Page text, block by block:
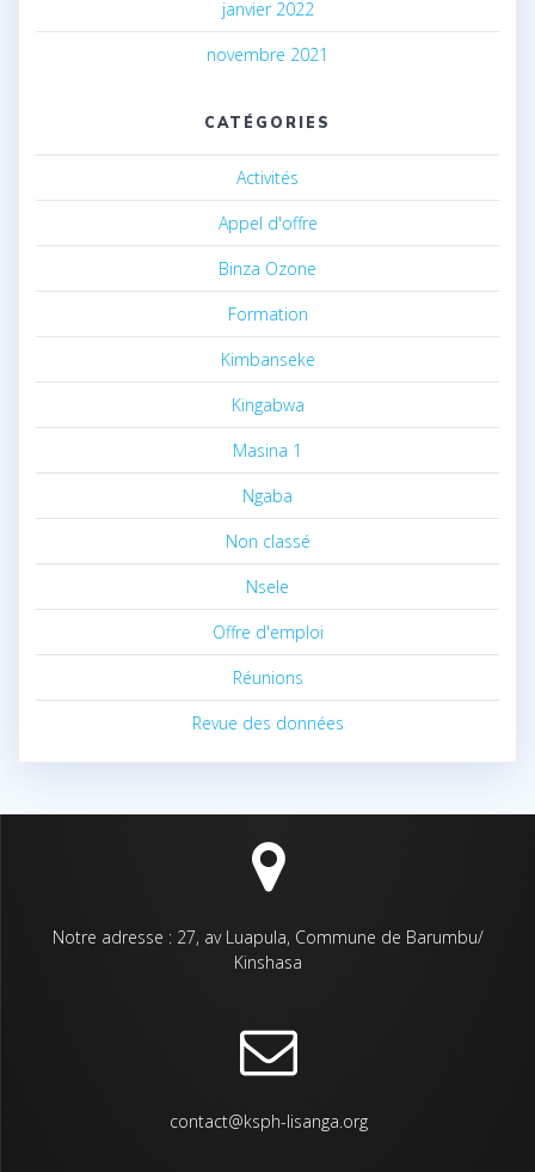
janvier 2022
novembre 2021
CATÉGORIES
Activités
Appel d'offre
Binza Ozone
Formation
Kimbanseke
Kingabwa
Masina 1
Ngaba
Non classé
Nsele
Offre d'emploi
Réunions
Revue des données
Notre adresse : 27, av Luapula, Commune de Barumbu/
Kinshasa
contact@ksph-lisanga.org